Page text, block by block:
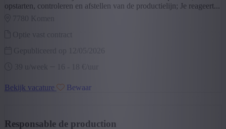
opstarten, controleren en afstellen van de productielijn; Je reageert...
7780 komen
Optie vast contract
Gepubliceerd op 12/05/2026
Bekijk vacature Bewaar
Responsable de production